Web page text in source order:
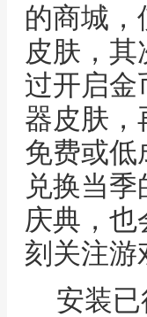
的商城
皮肤，
过开启金
器皮肤，
免费或低
兑换当
庆典，
刻关注游
安装